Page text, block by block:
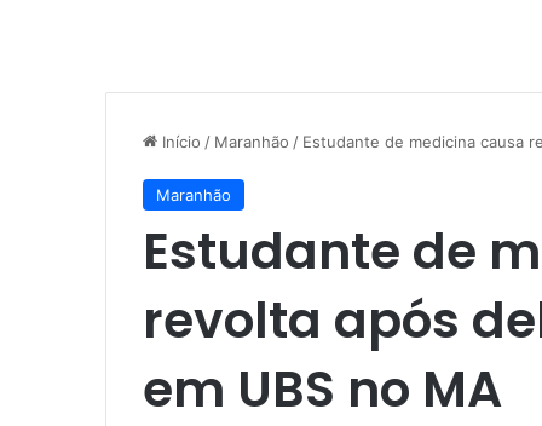
Início / Maranhão / Estudante de medicina causa
Maranhão
Estudante de
revolta após
em UBS no MA